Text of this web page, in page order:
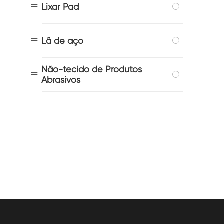
 Lixar Pad
 Lã de aço
 Não-tecido de Produtos
Abrasivos